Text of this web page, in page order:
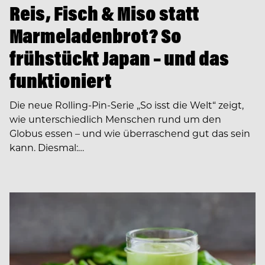
Reis, Fisch & Miso statt
Marmeladenbrot? So
frühstückt Japan – und das
funktioniert
Die neue Rolling-Pin-Serie „So isst die Welt“ zeigt,
wie unterschiedlich Menschen rund um den
Globus essen – und wie überraschend gut das sein
kann. Diesmal:…